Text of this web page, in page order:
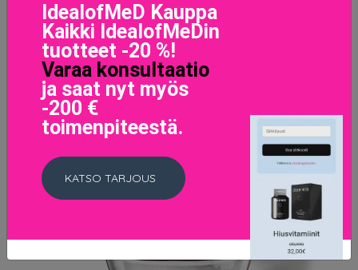
IdealofMeD Kauppa
Kaikki IdealofMeDin
tuotteet -20 %!
Varaa konsultaatio
ja saat nyt myös
-200 €
toimenpiteestä.
KATSO TARJOUS